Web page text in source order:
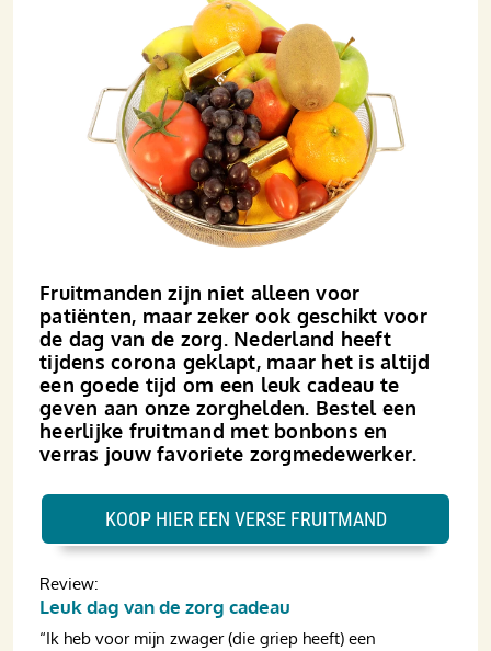
Fruitmanden zijn niet alleen voor
patiënten, maar zeker ook geschikt voor
de dag van de zorg. Nederland heeft
tijdens corona geklapt, maar het is altijd
een goede tijd om een leuk cadeau te
geven aan onze zorghelden. Bestel een
heerlijke fruitmand met bonbons en
verras jouw favoriete zorgmedewerker.
Review:
Leuk dag van de zorg cadeau
“Ik heb voor mijn zwager (die griep heeft) een
KOOP HIER EEN VERSE FRUITMAND